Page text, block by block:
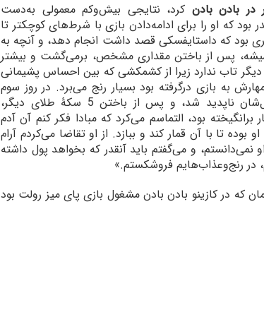
در بادن بادن کرد، نتایجی بیش‌وکم معمولی به‌دست
بود که او را برای ادامه‌دادن بازی با شرط‌های کوچکتر تا
بود که داستایفسکی قصد داشت انجام دهد، و آنچه به
همیشه، پس از باختن مقداری مشخص، برمی‌گشت و بیشتر
تاب ندارد زیرا از کشمکشی که بین احساس پشیمانی
به بازی درگرفته بود بسیار رنج می‌برد. در روز سوم
اقامت‌شان در بادن بادن نیمی از پول‌شان ناپدید شد، و پس از باختن 5 سکۀ طلای دیگر،
بود، التماسم می‌کرد که مبادا فکر کنم آن آدم
بوده تا با آن قمار کند و ببازد. از او تقاضا می‌کردم آرام
نمی‌دانستم، و می‌گفتم باید آنقدر که بخواهد پول داشته
رنج‌وعذاب‌هایم فروشکستم.»
که در کازینو بادن بادن مشغول بازی پای میز رولت بود